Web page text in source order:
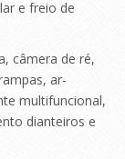
e freio de
câmera de ré,
ar-
multifuncional,
dianteiros e